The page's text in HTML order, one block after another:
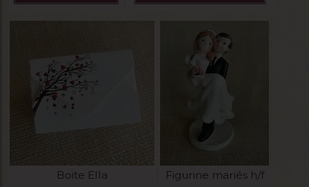
Boite Ella Figurine mariés h/f